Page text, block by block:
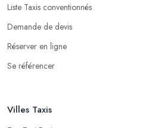
Liste Taxis conventionnés
Demande de devis
Réserver en ligne
Se référencer
Villes Taxis